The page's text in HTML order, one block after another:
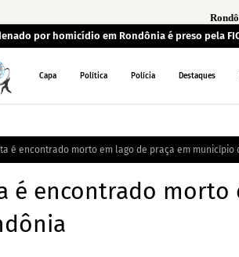
por homicídio em Rondônia é preso pela
Capa Política Polícia Destaques
é encontrado morto em lago de praça em município
é encontrado morto